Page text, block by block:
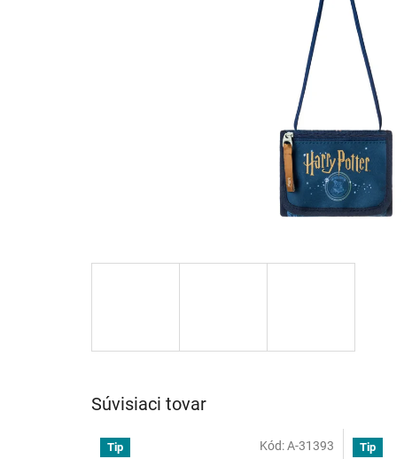
Súvisiaci tovar
Tip Kód:A-31393 Tip